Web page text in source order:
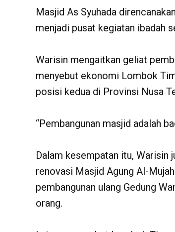
‎Masjid As Syuhada
menjadi pusat kegiatan ibadah
‎Warisin mengaitkan geliat
menyebut ekonomi Lombok
posisi kedua di Provinsi Nusa
‎“Pembangunan masjid adalah
‎Dalam kesempatan itu, Warisin
renovasi Masjid Agung Al-
pembangunan ulang Gedung
orang.